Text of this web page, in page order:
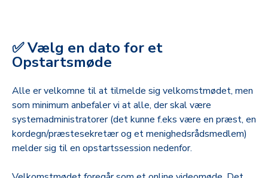
✅ Vælg en dato for et
Opstartsmøde
Alle er velkomne til at tilmelde sig velkomstmødet, men
som minimum anbefaler vi at alle, der skal være
systemadministratorer (det kunne f.eks være en præst, en
kordegn/præstesekretær og et menighedsrådsmedlem)
melder sig til en opstartssession nedenfor.